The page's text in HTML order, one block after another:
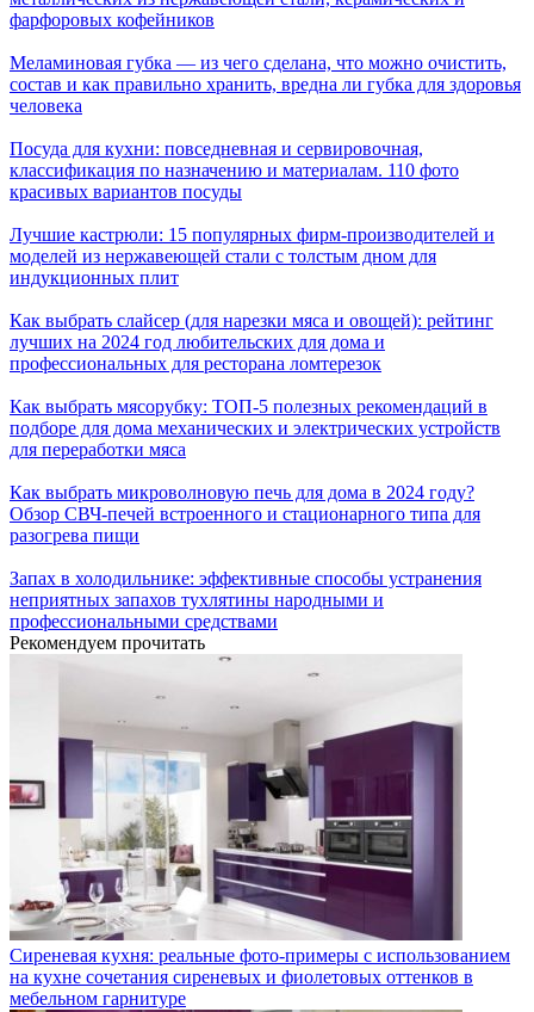
фарфоровых кофейников
Меламиновая губка — из чего сделана, что можно очистить,
состав и как правильно хранить, вредна ли губка для здоровья
человека
Посуда для кухни: повседневная и сервировочная,
классификация по назначению и материалам. 110 фото
красивых вариантов посуды
Лучшие кастрюли: 15 популярных фирм-производителей и
моделей из нержавеющей стали с толстым дном для
индукционных плит
Как выбрать слайсер (для нарезки мяса и овощей): рейтинг
лучших на 2024 год любительских для дома и
профессиональных для ресторана ломтерезок
Как выбрать мясорубку: ТОП-5 полезных рекомендаций в
подборе для дома механических и электрических устройств
для переработки мяса
Как выбрать микроволновую печь для дома в 2024 году?
Обзор СВЧ-печей встроенного и стационарного типа для
разогрева пищи
Запах в холодильнике: эффективные способы устранения
неприятных запахов тухлятины народными и
профессиональными средствами
Рекомендуем прочитать
Сиреневая кухня: реальные фото-примеры с использованием
на кухне сочетания сиреневых и фиолетовых оттенков в
мебельном гарнитуре